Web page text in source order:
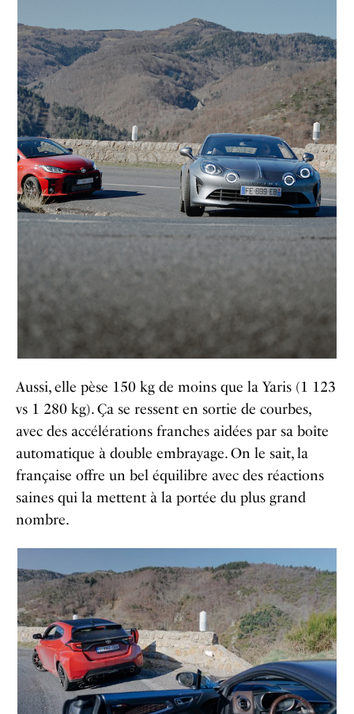
Aussi, elle pèse 150 kg de moins que la Yaris (1 123
vs 1 280 kg). Ça se ressent en sortie de courbes,
avec des accélérations franches aidées par sa boîte
automatique à double embrayage. On le sait, la
française offre un bel équilibre avec des réactions
saines qui la mettent à la portée du plus grand
nombre.